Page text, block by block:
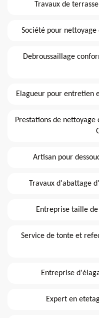
Travaux de
Société pour
Debroussaillage
Elagueur pour entretien
Prestations de
Artisan pour
Travaux d'abattage
Entreprise taille
Service de tonte et
Entreprise
Expert en